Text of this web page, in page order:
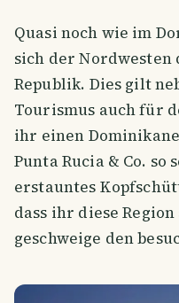
Quasi noch wie im
sich der
Republik. Dies gilt
Tourismus auch für
ihr einen
Punta Rucia & Co.
erstauntes
dass ihr diese
geschweige den